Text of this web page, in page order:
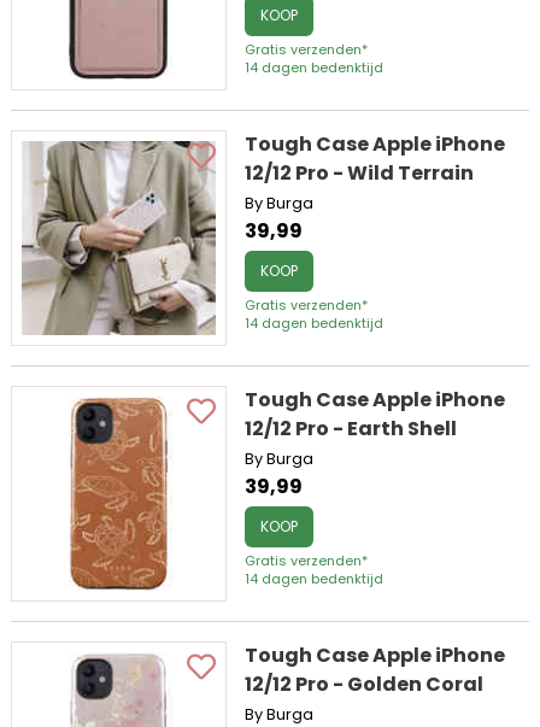
KOOP
Gratis verzenden*
14 dagen bedenktijd
Tough Case Apple iPhone
12/12 Pro - Wild Terrain
By Burga
39,99
KOOP
Gratis verzenden*
14 dagen bedenktijd
Tough Case Apple iPhone
12/12 Pro - Earth Shell
By Burga
39,99
KOOP
Gratis verzenden*
14 dagen bedenktijd
Tough Case Apple iPhone
12/12 Pro - Golden Coral
By Burga